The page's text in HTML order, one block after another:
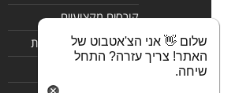
קורסים מקצועיים
לימודי מחשבים ורשתות
שלום 👋 אני הצ'אטבוט של
האתר! צריך עזרה? התחל
שיחה.